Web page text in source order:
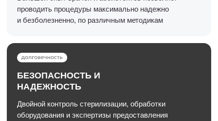
Процедуру проводят
опытные врачи